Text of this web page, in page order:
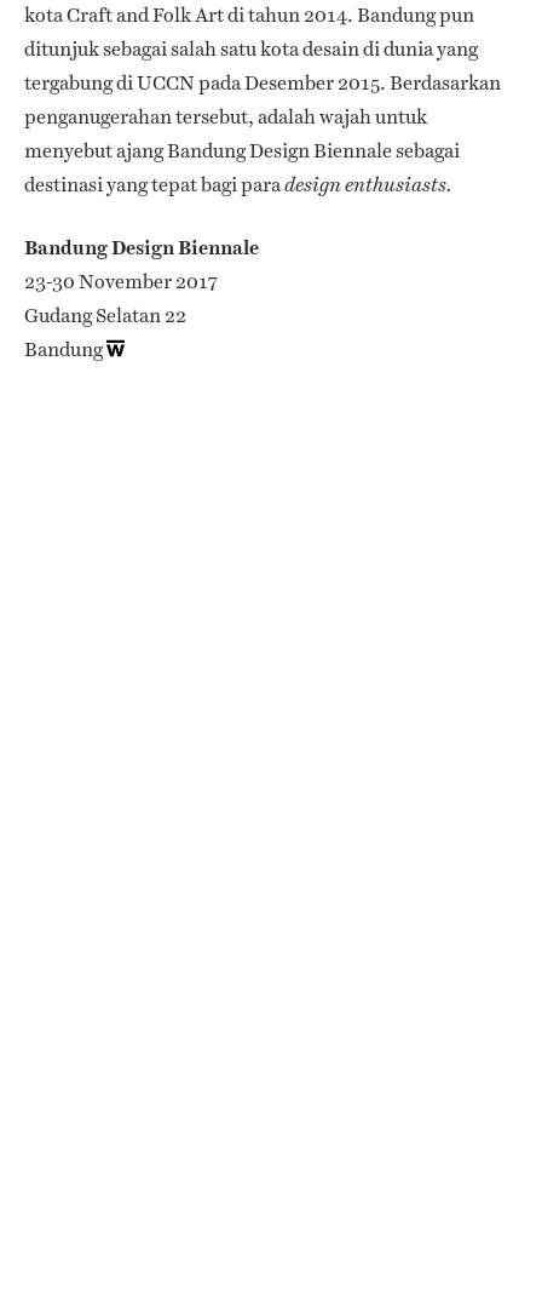
kota Craft and Folk Art di tahun 2014. Bandung pun
ditunjuk sebagai salah satu kota desain di dunia yang
tergabung di UCCN pada Desember 2015. Berdasarkan
penganugerahan tersebut, adalah wajah untuk
menyebut ajang Bandung Design Biennale sebagai
destinasi yang tepat bagi paradesign enthusiasts.
Bandung Design Biennale
23-30 November 2017
Gudang Selatan 22
Bandung